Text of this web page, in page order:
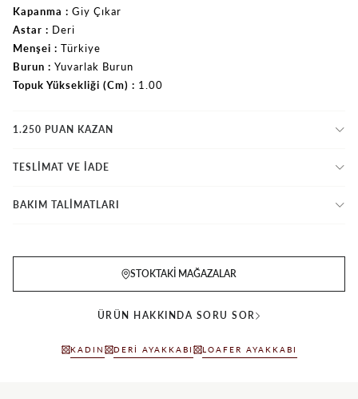
Kapanma
Giy Çıkar
Astar
Deri
Menşei
Türkiye
Burun
Yuvarlak Burun
Topuk Yüksekliği (Cm)
1.00
1.250 PUAN KAZAN
TESLİMAT VE İADE
BAKIM TALİMATLARI
STOKTAKI MAĞAZALAR
ÜRÜN HAKKINDA SORU SOR
KADIN DERI AYAKKABI LOAFER AYAKKABI